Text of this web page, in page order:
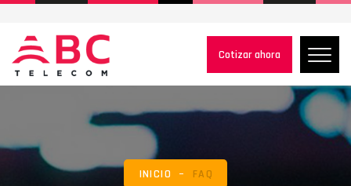
Cotizar ahora
INICIO FAQ